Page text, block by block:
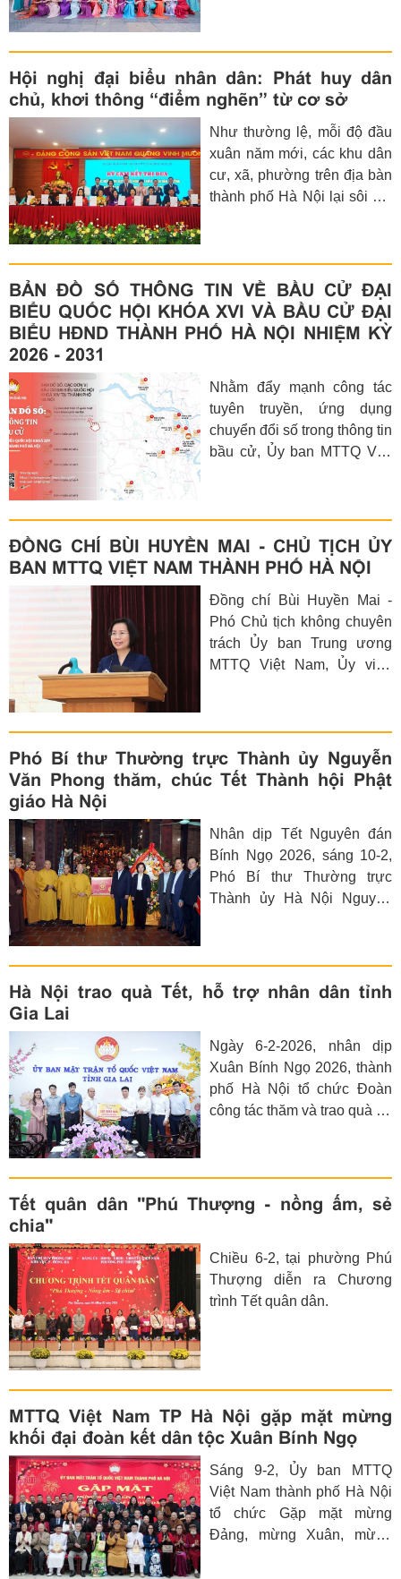
do Hội Liên hiệp phụ nữ Việt
Nam phát động từ ngày 1
đến 8-3.
Hội nghị đại biểu nhân dân: Phát huy dân
chủ, khơi thông “điểm nghẽn” từ cơ sở
Như thường lệ, mỗi độ đầu
xuân năm mới, các khu dân
cư, xã, phường trên địa bàn
thành phố Hà Nội lại sôi nổi
đời sống văn hóa.
BẢN ĐỒ SỐ THÔNG TIN VỀ BẦU CỬ ĐẠI
BIỂU QUỐC HỘI KHÓA XVI VÀ BẦU CỬ ĐẠI
BIỂU HĐND THÀNH PHỐ HÀ NỘI NHIỆM KỲ
2026 - 2031
Nhằm đẩy mạnh công tác
tuyên truyền, ứng dụng
chuyển đổi số trong thông tin
bầu cử, Ủy ban MTTQ Việt
đặc biệt “Bản đồ số thông tin
về bầu cử đại biểu Quốc hội
khóa XVI và đại biểu Hội
đồng nhân dân thành phố
Hà Nội nhiệm kỳ 2026 -
2031”
ĐỒNG CHÍ BÙI HUYỀN MAI - CHỦ TỊCH ỦY
BAN MTTQ VIỆT NAM THÀNH PHỐ HÀ NỘI
Đồng chí Bùi Huyền Mai -
Phó Chủ tịch không chuyên
trách Ủy ban Trung ương
MTTQ Việt Nam, Ủy viên
Nam thành phố Hà Nội.
Đồng chí Bùi Huyền Mai
tham gia ứng cử đại biểu
HĐND thành phố Hà Nội
2031 tại Đơn vị bầu cử số
02, gồm các phường Ba
Đình, Ngọc Hà, Giảng Võ.
Phó Bí thư Thường trực Thành ủy Nguyễn
Văn Phong thăm, chúc Tết Thành hội Phật
giáo Hà Nội
Nhân dịp Tết Nguyên đán
Bính Ngọ 2026, sáng 10-2,
Phó Bí thư Thường trực
Thành ủy Hà Nội Nguyễn
giáo Hà Nội tại chùa Bà Đá
(phường Hoàn Kiếm, Hà
Hà Nội trao quà Tết, hỗ trợ nhân dân tỉnh
Gia Lai
Ngày 6-2-2026, nhân dịp
Xuân Bính Ngọ 2026, thành
phố Hà Nội tổ chức Đoàn
công tác thăm và trao quà hỗ
Tết quân dân "Phú Thượng - nồng ấm, sẻ
chia"
Chiều 6-2, tại phường Phú
Thượng diễn ra Chương
trình Tết quân dân.
MTTQ Việt Nam TP Hà Nội gặp mặt mừng
khối đại đoàn kết dân tộc Xuân Bính Ngọ
Sáng 9-2, Ủy ban MTTQ
Việt Nam thành phố Hà Nội
tổ chức Gặp mặt mừng
Đảng, mừng Xuân, mừng